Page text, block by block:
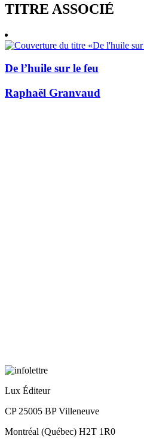
TITRE ASSOCIÉ
De l’huile sur le feu
Raphaël Granvaud
Lux Éditeur
CP 25005 BP Villeneuve
Montréal (Québec) H2T 1R0